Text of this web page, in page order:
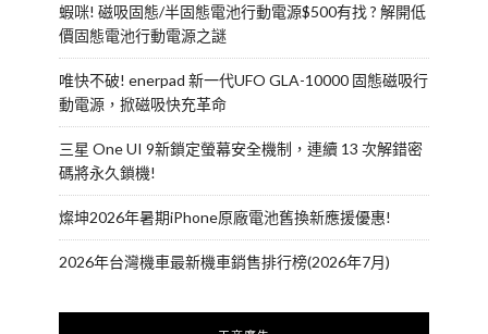
蝦咪! 磁吸固態/半固態電池行動電源$500有找 ? 解開低
價固態電池行動電源之謎
唯快不破! enerpad 新一代UFO GLA-10000 固態磁吸行
動電源，掀磁吸快充革命
三星 One UI 9新鎖定螢幕安全機制，連續 13 次解錯密
碼將永久鎖機!
燦坤2026年暑期iPhone原廠電池舊換新應援優惠!
2026年台灣機車最新機車銷售排行榜(2026年7月)